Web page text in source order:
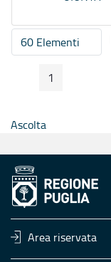
60 ElementiPer pagina
Pagina Precedente
Pagina
1
Ascolta
Area riservata